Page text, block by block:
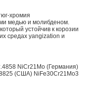
хромия
медью и молибденом.
устойчив к корозии
средах yangization и
NiCr21Mo (Германия)
(США) NiFe30Cr21Mo3